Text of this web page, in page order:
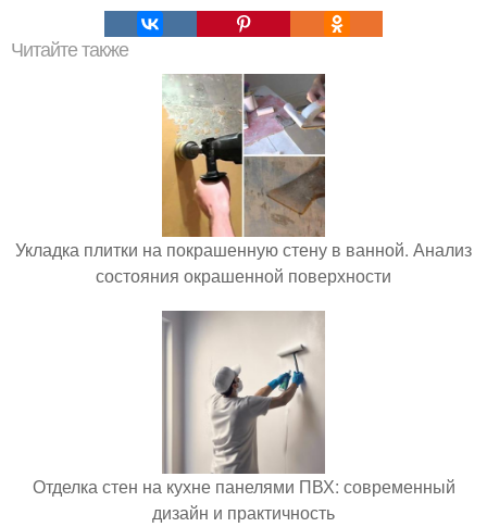
Читайте также
Укладка плитки на покрашенную стену в ванной. Анализ
состояния окрашенной поверхности
Отделка стен на кухне панелями ПВХ: современный
дизайн и практичность